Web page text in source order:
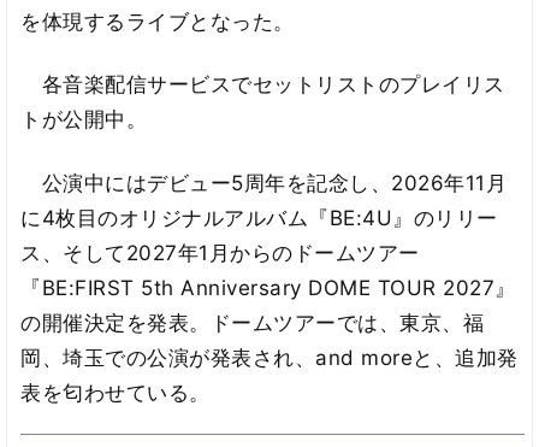
を体現するライブとなった。
各音楽配信サービスでセットリストのプレイリス
トが公開中。
公演中にはデビュー5周年を記念し、2026年11月
に4枚目のオリジナルアルバム『BE:4U』のリリー
ス、そして2027年1月からのドームツアー
『BE:FIRST 5th Anniversary DOME TOUR 2027』
の開催決定を発表。ドームツアーでは、東京、福
岡、埼玉での公演が発表され、and moreと、追加発
表を匂わせている。